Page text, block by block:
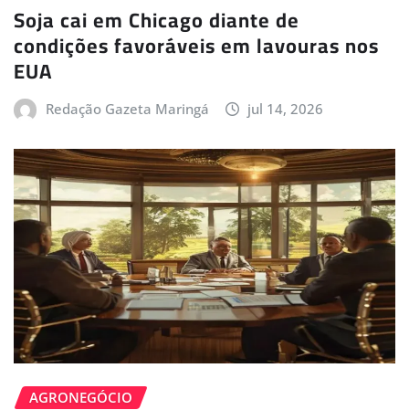
Soja cai em Chicago diante de
condições favoráveis em lavouras nos
EUA
Redação Gazeta Maringá jul 14, 2026
AGRONEGÓCIO